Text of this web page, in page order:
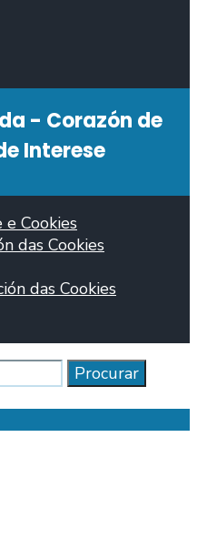
- Corazón de
Interese
Cookies
das Cookies
das Cookies
Procurar